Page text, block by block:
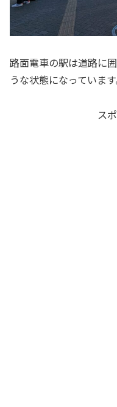
路面電車の駅は道路に
うな状態になっています
ス